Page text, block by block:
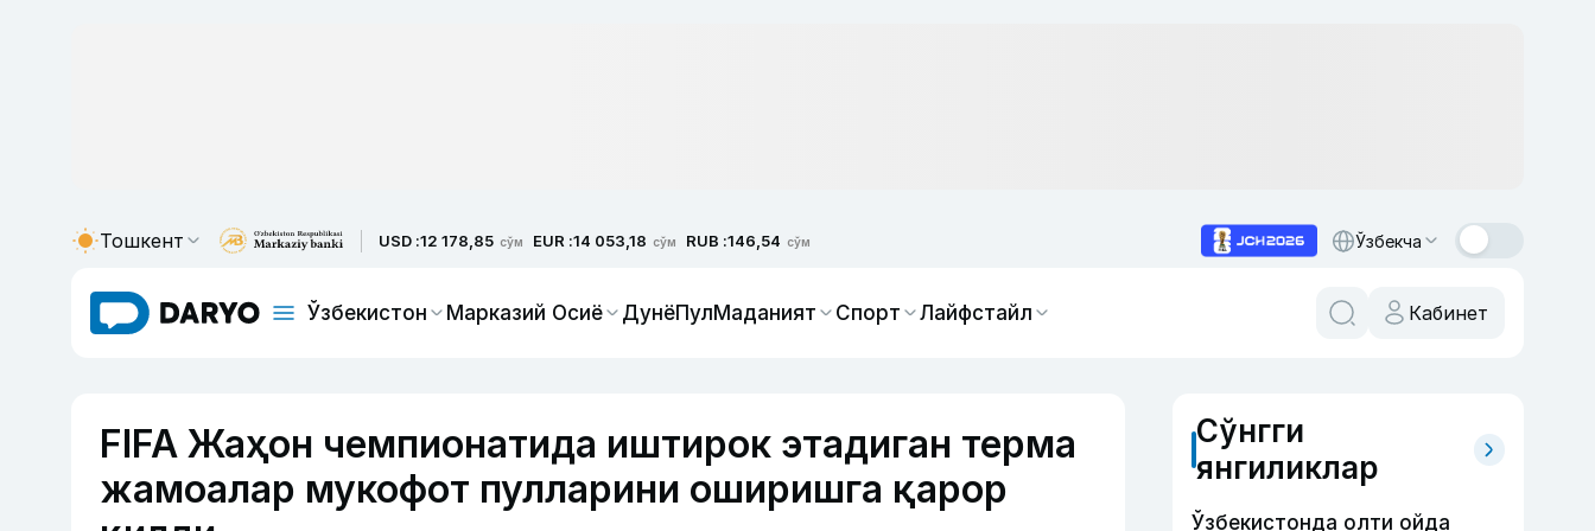
Тошкент USD :12 178,85 сўм EUR :14 053,18 сўм RUB :146,54 сўм Ўзбекча
Ўзбекистон Марказий Осиё ДунёПулМаданият Спорт Лайфстайл Кабинет
FIFA Жаҳон чемпионатида иштирок этадиган терма
жамоалар мукофот пулларини оширишга қарор
Сўнгги
янгиликлар
Ўзбекистонда олти ойда